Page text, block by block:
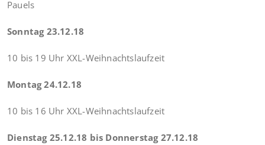
Pauels
Sonntag 23.12.18
10 bis 19 Uhr XXL-Weihnachtslaufzeit
Montag 24.12.18
10 bis 16 Uhr XXL-Weihnachtslaufzeit
Dienstag 25.12.18 bis Donnerstag 27.12.18